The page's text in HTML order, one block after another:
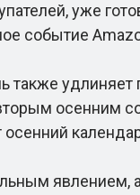
уже
событие
удлиняет
осенним
явлением,